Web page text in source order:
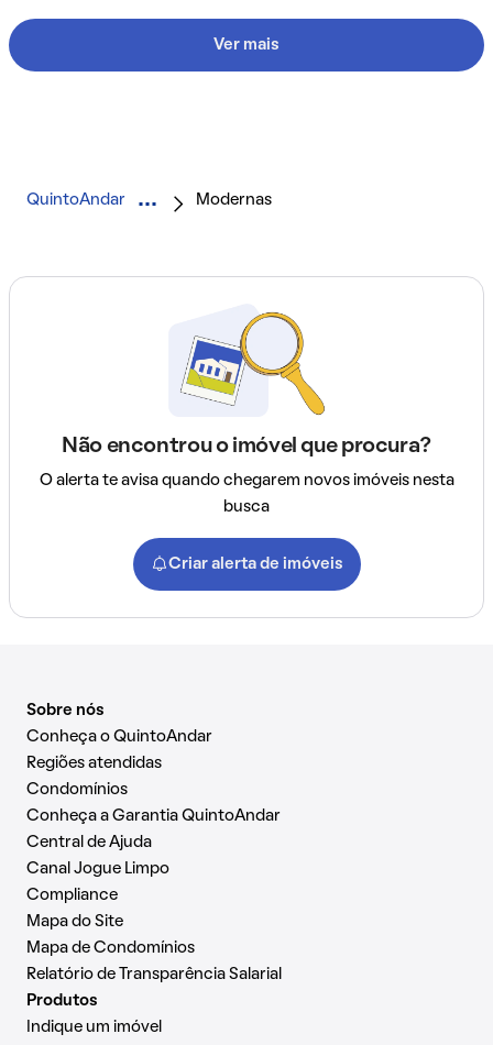
Ver mais
QuintoAndar Modernas
Não encontrou o imóvel que procura?
O alerta te avisa quando chegarem novos imóveis nesta
busca
Criar alerta de imóveis
Sobre nós
Conheça o QuintoAndar
Regiões atendidas
Condomínios
Conheça a Garantia QuintoAndar
Central de Ajuda
Canal Jogue Limpo
Compliance
Mapa do Site
Mapa de Condomínios
Relatório de Transparência Salarial
Produtos
Indique um imóvel